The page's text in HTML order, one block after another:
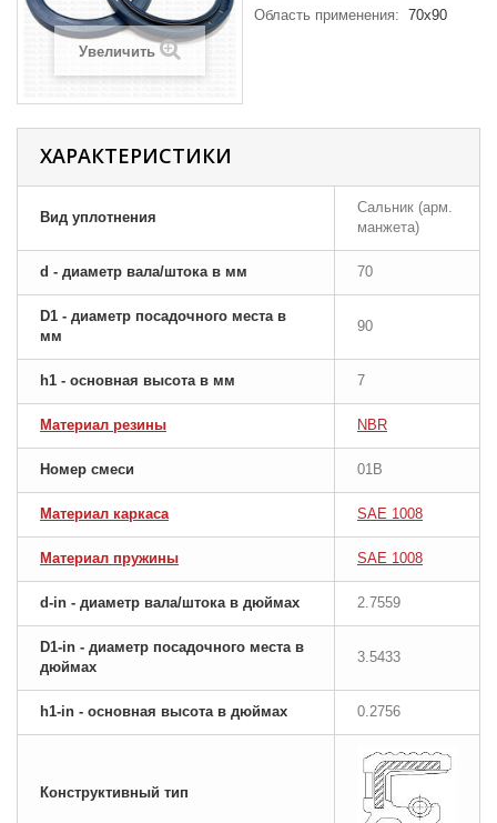
Увеличить
Область применения: 70x90
ХАРАКТЕРИСТИКИ
Вид уплотнения
Сальник (арм.
манжета)
d - диаметр вала/штока в мм 70
D1 - диаметр посадочного места в
мм
90
h1 - основная высота в мм 7
Материал резины NBR
Номер смеси 01B
Материал каркаса SAE 1008
Материал пружины SAE 1008
d-in - диаметр вала/штока в дюймах 2.7559
D1-in - диаметр посадочного места в
дюймах
3.5433
h1-in - основная высота в дюймах 0.2756
Конструктивный тип